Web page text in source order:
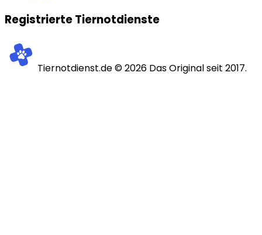
Registrierte Tiernotdienste
Tiernotdienst.de ©2026 Das Original seit 2017.